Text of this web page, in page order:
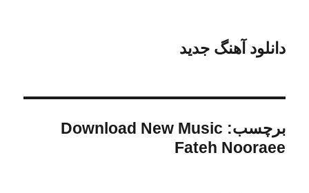
دانلود آهنگ جدید
برچسب: Download New Music
Fateh Nooraee